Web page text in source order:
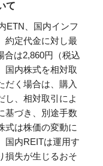
て
ETN、国内インフ
約定代金に対し最
合は2,860円（税込
国内株式を相対取
だく場合は、購入
し、相対取引によ
基づき、別途手数
式は株価の変動に
国内REITは運用す
損失が生じるおそ